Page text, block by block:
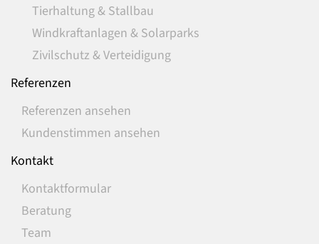
Tierhaltung & Stallbau
Windkraftanlagen & Solarparks
Zivilschutz & Verteidigung
Referenzen
Referenzen ansehen
Kundenstimmen ansehen
Kontakt
Kontaktformular
Beratung
Team